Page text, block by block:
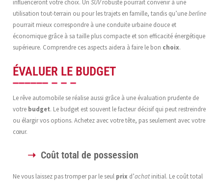
influenceront votre choix. Un SUVrobuste pourrait convenir à une
utilisation tout-terrain ou pour les trajets en famille, tandis qu’uneberline
pourrait mieux correspondre à une conduite urbaine douce et
économique grâce à sa taille plus compacte et son efficacité énergétique
supérieure. Comprendre ces aspects aidera à faire le bon choix.
ÉVALUER LE BUDGET
Le rêve automobile se réalise aussi grâce à une évaluation prudente de
votre budget. Le budget est souvent le facteur décisif qui peut restreindre
ou élargir vos options. Achetez avec votre tête, pas seulement avec votre
cœur.
Coût total de possession
Ne vous laissez pas tromper par le seul prix d’achatinitial. Le coût total